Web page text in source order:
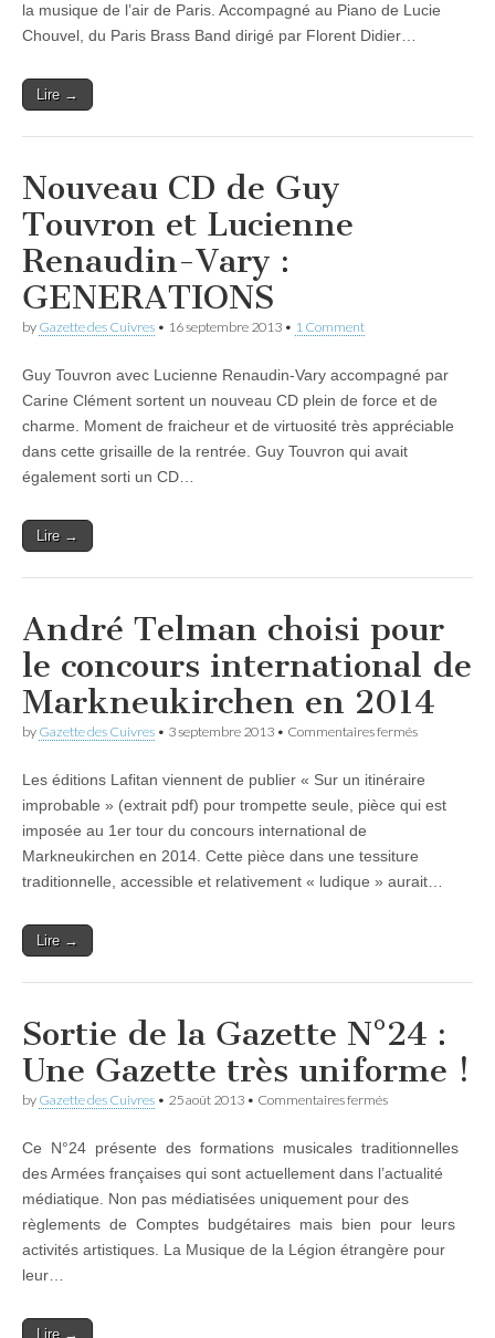
de
Galinier
la musique de l’air de Paris. Accompagné au Piano de Lucie
Chouvel, du Paris Brass Band dirigé par Florent Didier…
Lire →
Nouveau CD de Guy
Touvron et Lucienne
Renaudin-Vary :
GENERATIONS
by Gazette des Cuivres • 16 septembre 2013 • 1 Comment
Guy Touvron avec Lucienne Renaudin-Vary accompagné par
Carine Clément sortent un nouveau CD plein de force et de
charme. Moment de fraicheur et de virtuosité très appréciable
dans cette grisaille de la rentrée. Guy Touvron qui avait
également sorti un CD…
Lire →
André Telman choisi pour
le concours international de
Markneukirchen en 2014
by Gazette des Cuivres • 3 septembre 2013 • Commentaires ferméssur
choisi
pour
international
de
Les éditions Lafitan viennent de publier « Sur un itinéraire
improbable » (extrait pdf) pour trompette seule, pièce qui est
imposée au 1er tour du concours international de
Markneukirchen en 2014. Cette pièce dans une tessiture
traditionnelle, accessible et relativement « ludique » aurait…
Lire →
Sortie de la Gazette N°24 :
Une Gazette très uniforme !
by Gazette des Cuivres • 25 août 2013 • Commentaires ferméssur
la
Gazette
:
Une
Gazette
très
Ce N°24 présente des formations musicales traditionnelles
des Armées françaises qui sont actuellement dans l’actualité
médiatique. Non pas médiatisées uniquement pour des
règlements de Comptes budgétaires mais bien pour leurs
activités artistiques. La Musique de la Légion étrangère pour
leur…
Lire →